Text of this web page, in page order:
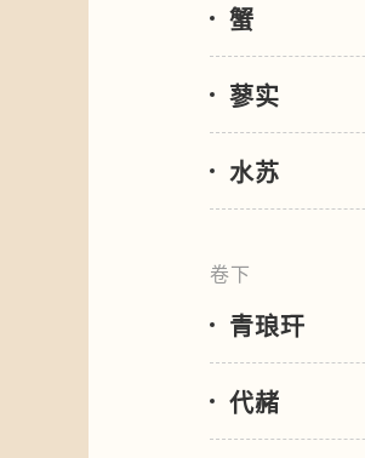
蟹
蓼实
水苏
卷下
青琅玕
代赭